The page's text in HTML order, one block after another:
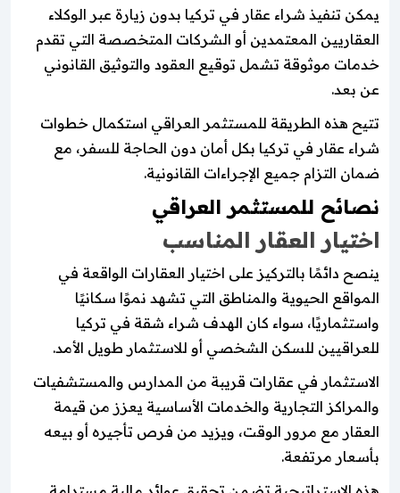
يمكن تنفيذ شراء عقار في تركيا بدون زيارة عبر الوكلاء
العقاريين المعتمدين أو الشركات المتخصصة التي تقدم
خدمات موثوقة تشمل توقيع العقود والتوثيق القانوني
عن بعد.
تتيح هذه الطريقة للمستثمر العراقي استكمال خطوات
شراء عقار في تركيا بكل أمان دون الحاجة للسفر، مع
ضمان التزام جميع الإجراءات القانونية.
نصائح للمستثمر العراقي
اختيار العقار المناسب
ينصح دائمًا بالتركيز على اختيار العقارات الواقعة في
المواقع الحيوية والمناطق التي تشهد نموًا سكانيًا
واستثماريًا، سواء كان الهدف شراء شقة في تركيا
للعراقيين للسكن الشخصي أو للاستثمار طويل الأمد.
الاستثمار في عقارات قريبة من المدارس والمستشفيات
والمراكز التجارية والخدمات الأساسية يعزز من قيمة
العقار مع مرور الوقت، ويزيد من فرص تأجيره أو بيعه
بأسعار مرتفعة.